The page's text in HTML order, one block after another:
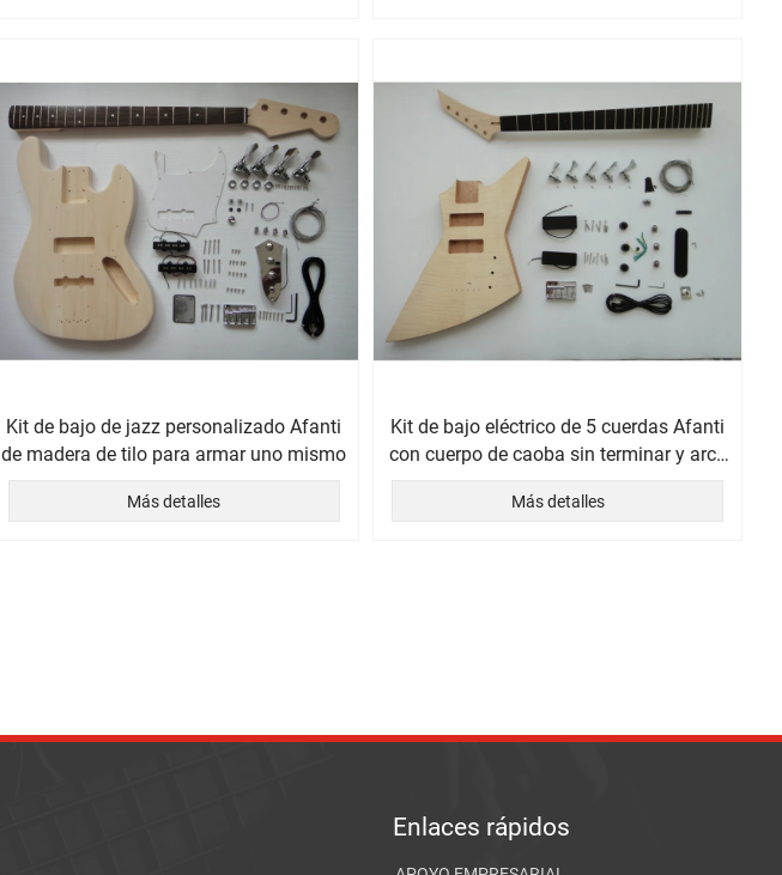
Kit de bajo de jazz personalizado Afanti
de madera de tilo para armar uno mismo
Más detalles
Kit de bajo eléctrico de 5 cuerdas Afanti
con cuerpo de caoba sin terminar y arce
flameado
Más detalles
Enlaces rápidos